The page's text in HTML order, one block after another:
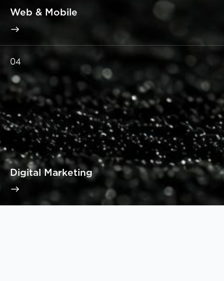
Web & Mobile
04
Digital Marketing